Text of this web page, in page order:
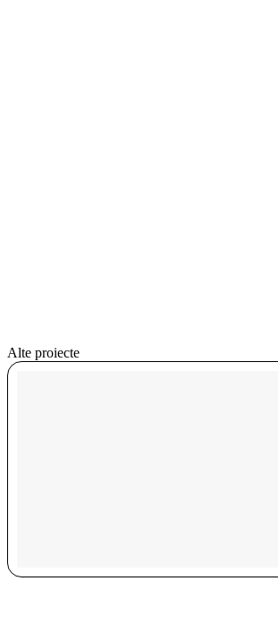
Alte proiecte